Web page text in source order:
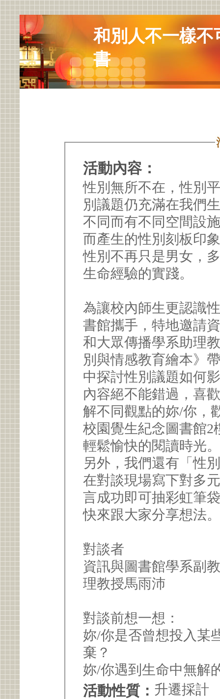
和別人不一樣不
書
活動內容：
性別無所不在，性別
別議題仍充滿在我們
不同而有不同空間設
而產生的性別刻板印
性別不再只是男女，
生命經驗的實踐。
為讓校內師生更認識
書館攜手，特地邀請
和大眾傳播學系助理
別與情感教育繪本》
中探討性別議題如何
內容絕不能錯過，喜
解不同觀點的妳/你，
校園覺生紀念圖書館2
輕鬆愉快的閱讀時光
另外，我們還有「性
在對談現場寫下對多
言成功即可抽彩虹筆
快來跟大家分享想法
對談者
資訊與圖書館學系副
理教授馬雨沛
對談前想一想：
妳/你是否曾想投入某
棄？
妳/你遇到生命中無解
活動性質： 升遷採計